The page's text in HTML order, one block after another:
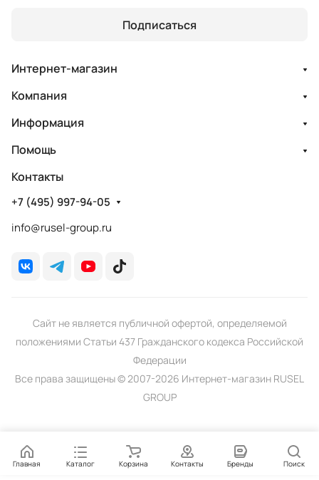
Подписаться
Интернет-магазин
Компания
Информация
Помощь
Контакты
+7 (495) 997-94-05
info@rusel-group.ru
Сайт не является публичной офертой, определяемой
положениями Статьи 437 Гражданского кодекса Российской
Федерации
Все права защищены © 2007-2026 Интернет-магазин RUSEL
GROUP
Главная Каталог Корзина Контакты Бренды Поиск